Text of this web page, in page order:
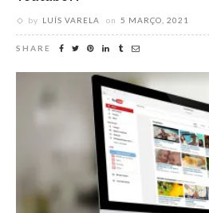
by LUÍS VARELA on 5 MARÇO, 2021
SHARE